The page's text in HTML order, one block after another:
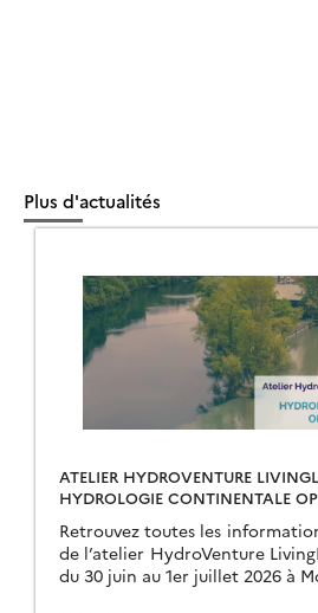
Plus d'actualités
ATELIER HYDROVENTURE
HYDROLOGIE CONTINENTALE
Retrouvez toutes les
de l’atelier HydroVenture
du 30 juin au 1er juillet 2026 à